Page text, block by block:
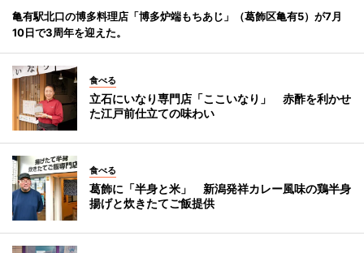
亀有駅北口の博多料理店「博多炉端もちあじ」（葛飾区亀有5）が7月
10日で3周年を迎えた。
食べる
立石にいなり専門店「ここいなり」 赤酢を利かせ
た江戸前仕立ての味わい
食べる
葛飾に「半身と米」 新潟発祥カレー風味の鶏半身
揚げと炊きたてご飯提供